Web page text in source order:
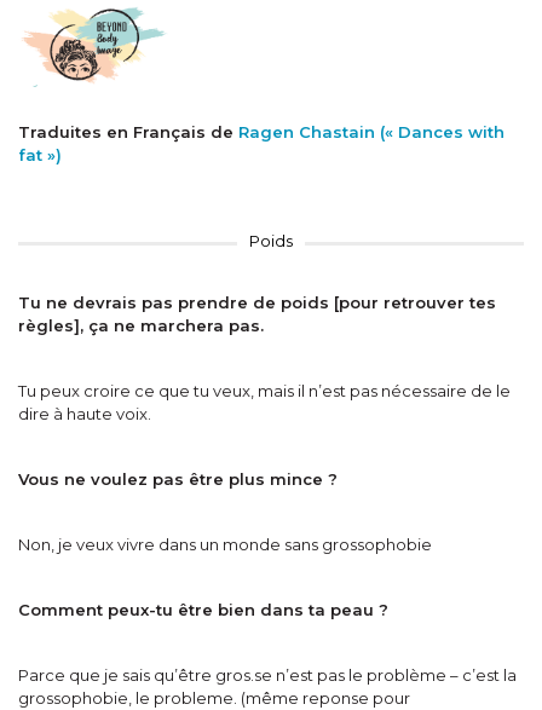
41 RÉPONSES AUX REMARQUES
GROSSOPHOBES ORDINAIRES
8 juillet 2020
Traduites en Français de Ragen Chastain (« Dances with
fat »)
Poids
Tu ne devrais pas prendre de poids [pour retrouver tes
règles], ça ne marchera pas.
Tu peux croire ce que tu veux, mais il n’est pas nécessaire de le
dire à haute voix.
Vous ne voulez pas être plus mince ?
Non, je veux vivre dans un monde sans grossophobie
Comment peux-tu être bien dans ta peau ?
Parce que je sais qu’être gros.se n’est pas le problème – c’est la
grossophobie, le probleme. (même reponse pour